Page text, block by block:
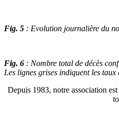
Fig. 5 : Evolution journalière du
Fig. 6 : Nombre total de décès
Les lignes grises indiquent les
Depuis 1983, notre association